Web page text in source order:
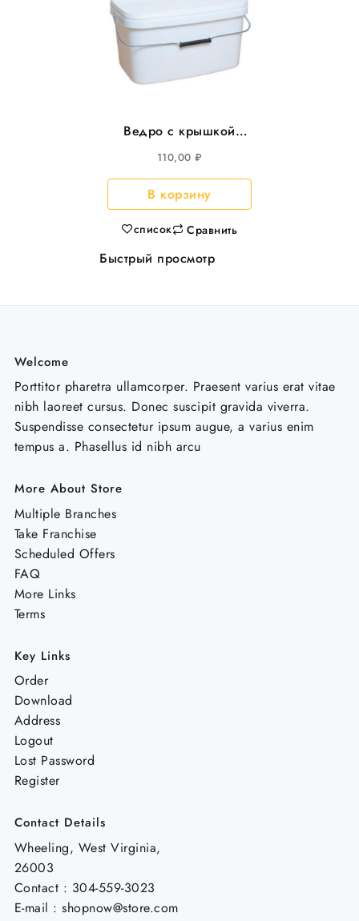
Ведро с крышкой
5,8л прямоуг
293*198мм, с
металл.ручкой 25шт/
уп
110,00 ₽
В корзину
список Сравнить
Быстрый просмотр
Welcome
Porttitor pharetra ullamcorper. Praesent varius erat vitae
nibh laoreet cursus. Donec suscipit gravida viverra.
Suspendisse consectetur ipsum augue, a varius enim
tempus a. Phasellus id nibh arcu
More About Store
Multiple Branches
Take Franchise
Scheduled Offers
FAQ
More Links
Terms
Key Links
Order
Download
Address
Logout
Lost Password
Register
Contact Details
Wheeling, West Virginia,
26003
Contact : 304-559-3023
E-mail : shopnow@store.com